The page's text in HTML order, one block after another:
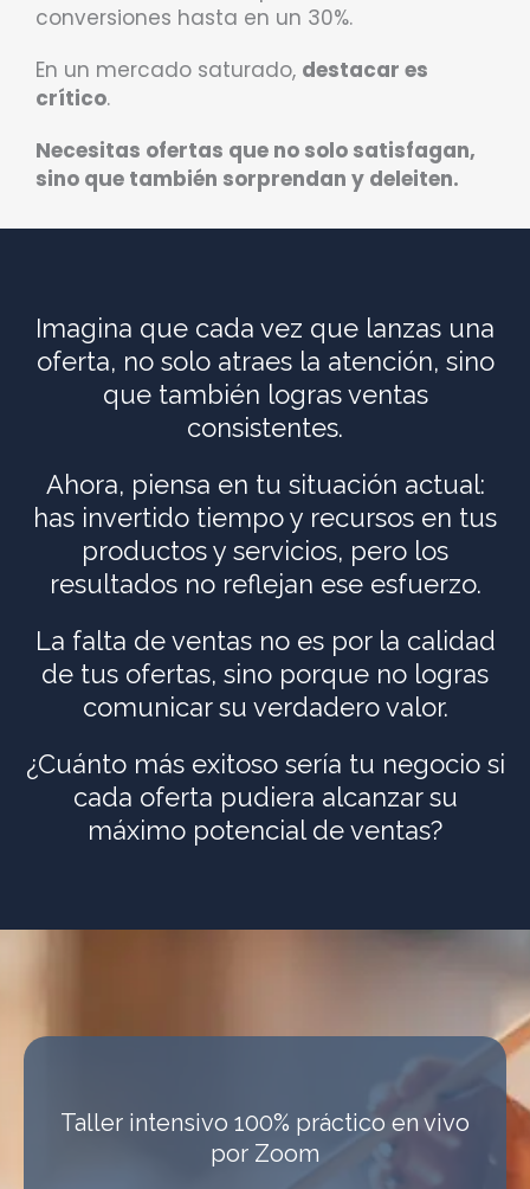
conversiones hasta en un 30%.
En un mercado saturado, destacar es
crítico.
Necesitas ofertas que no solo satisfagan,
sino que también sorprendan y deleiten.
Imagina que cada vez que lanzas una
oferta, no solo atraes la atención, sino
que también logras ventas
consistentes.
Ahora, piensa en tu situación actual:
has invertido tiempo y recursos en tus
productos y servicios, pero los
resultados no reflejan ese esfuerzo.
La falta de ventas no es por la calidad
de tus ofertas, sino porque no logras
comunicar su verdadero valor.
¿Cuánto más exitoso sería tu negocio si
cada oferta pudiera alcanzar su
máximo potencial de ventas?
Taller intensivo 100% práctico en vivo
por Zoom